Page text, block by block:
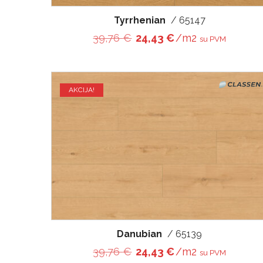
Tyrrhenian / 65147
39,76€ Original price was: 39,76
24,43€Current price is:
/m2su PVM
AKCIJA!
Danubian / 65139
39,76€ Original price was: 39,76
24,43€Current price is:
/m2su PVM